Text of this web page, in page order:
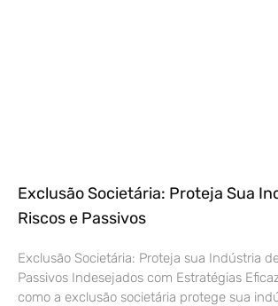
Exclusão Societária: Proteja Sua
Riscos e Passivos
Exclusão Societária: Proteja sua Indústria
Passivos Indesejados com Estratégias
como a exclusão societária protege sua